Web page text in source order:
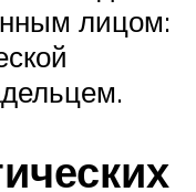
лицом: